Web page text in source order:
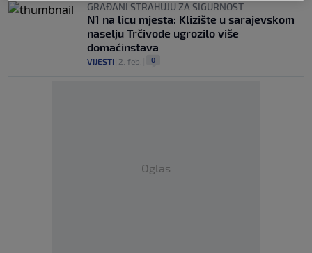
GRAĐANI STRAHUJU ZA SIGURNOST
N1 na licu mjesta: Klizište u sarajevskom
naselju Trčivode ugrozilo više
domaćinstava
VIJESTI 2. feb. 0
Oglas